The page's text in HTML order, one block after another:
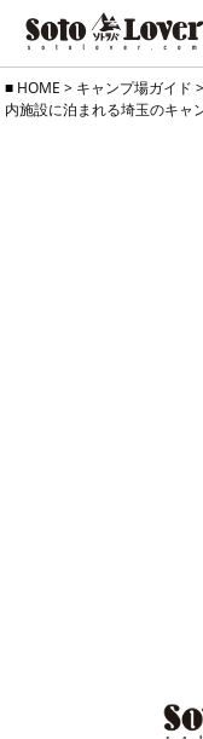
Skip
to
HOME > キャンプ場ガイド >
内施設に泊まれる埼玉のキャ